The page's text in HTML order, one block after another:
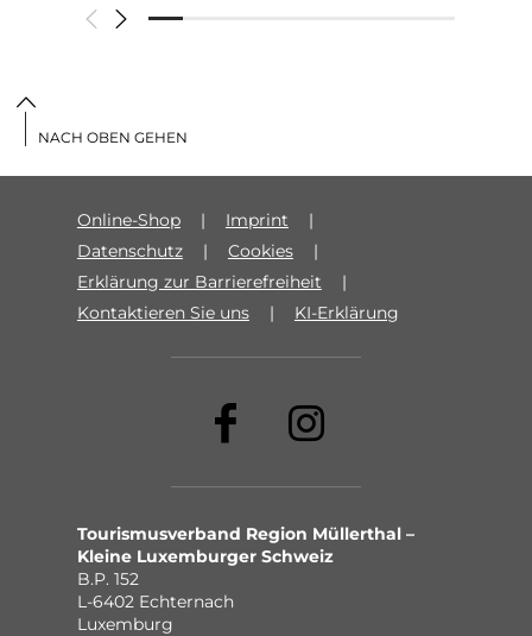
Online-Shop
Imprint
Datenschutz
Cookies
Erklärung zur Barrierefreiheit
Kontaktieren Sie uns
KI-Erklärung
Tourismusverband Region Müllerthal –
Kleine Luxemburger Schweiz
B.P. 152
L-6402 Echternach
Luxemburg
NACH OBEN GEHEN